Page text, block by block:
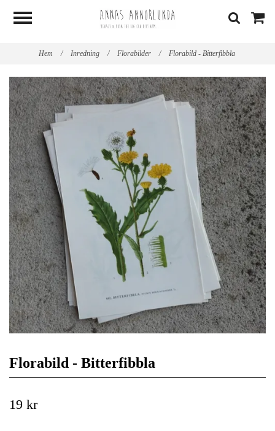
Hem / Inredning / Florabilder / Florabild - Bitterfibbla
Florabild - Bitterfibbla
19 kr